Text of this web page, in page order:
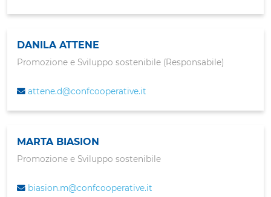
DANILA ATTENE
Promozione e Sviluppo sostenibile (Responsabile)
attene.d@confcooperative.it
MARTA BIASION
Promozione e Sviluppo sostenibile
biasion.m@confcooperative.it